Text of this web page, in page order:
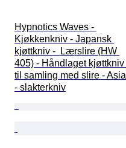
Hypnotics Waves -
Kjøkkenkniv - Japansk
kjøttkniv -  Lærslire (HW
405) - Håndlaget kjøttkniv
til samling med slire - Asia
- slakterkniv